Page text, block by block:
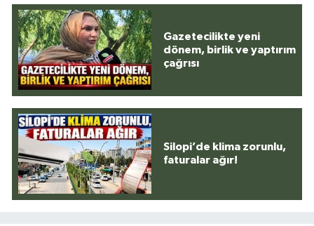
Gazetecilikte yeni
dönem, birlik ve yaptırım
çağrısı
Silopi’de klima zorunlu,
faturalar ağır!